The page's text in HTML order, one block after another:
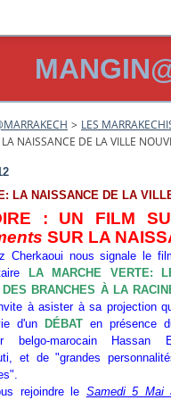
> LES
LA NAISSANCE DE LA VILLE
LA NAISSANCE DE LA
: UN FILM
SUR LA
Cherkaoui nous signale le
LA MARCHE VERTE:
DES BRANCHES À LA
à asister à sa projection
d'un
DÉBAT en présence
belgo-marocain Hassan
et de "grandes
rejoindre le Samedi 5 Mai